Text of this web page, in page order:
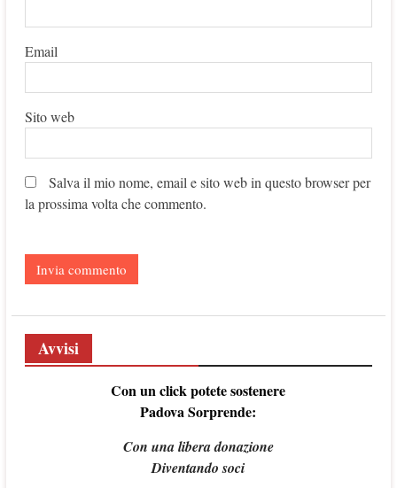
Email
Sito web
Salva il mio nome, email e sito web in questo browser per
la prossima volta che commento.
Avvisi
Con un click potete sostenere
Padova Sorprende:
Con una libera donazione
Diventando soci